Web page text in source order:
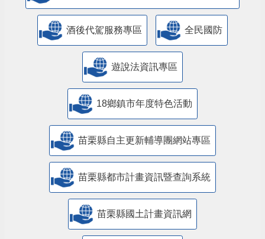
酒後代駕服務專區 全民國防
遊說法資訊專區
18鄉鎮市年度特色活動
苗栗縣自主更新輔導團網站專區
苗栗縣都市計畫資訊暨查詢系統
苗栗縣國土計畫資訊網